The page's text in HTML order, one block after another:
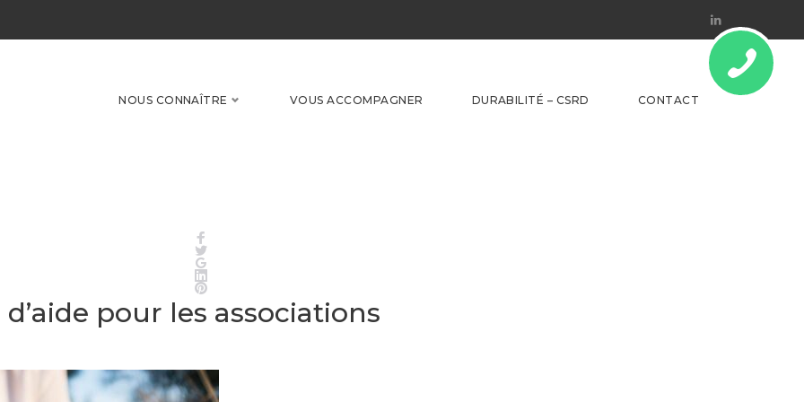
Linkedin
NOUS CONNAÎTRE VOUS ACCOMPAGNER DURABILITÉ – CSRD CONTACT
Twitter
Pinterest
d’aide pour les associations